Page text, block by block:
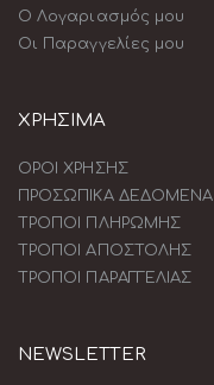
Ο Λογαριασμός μου
Οι Παραγγελίες μου
ΧΡΗΣΙΜΑ
ΟΡΟΙ ΧΡΗΣΗΣ
ΠΡΟΣΩΠΙΚΑ ΔΕΔΟΜΕΝΑ
ΤΡΟΠΟΙ ΠΛΗΡΩΜΗΣ
ΤΡΟΠΟΙ ΑΠΟΣΤΟΛΗΣ
ΤΡΟΠΟΙ ΠΑΡΑΓΓΕΛΙΑΣ
NEWSLETTER